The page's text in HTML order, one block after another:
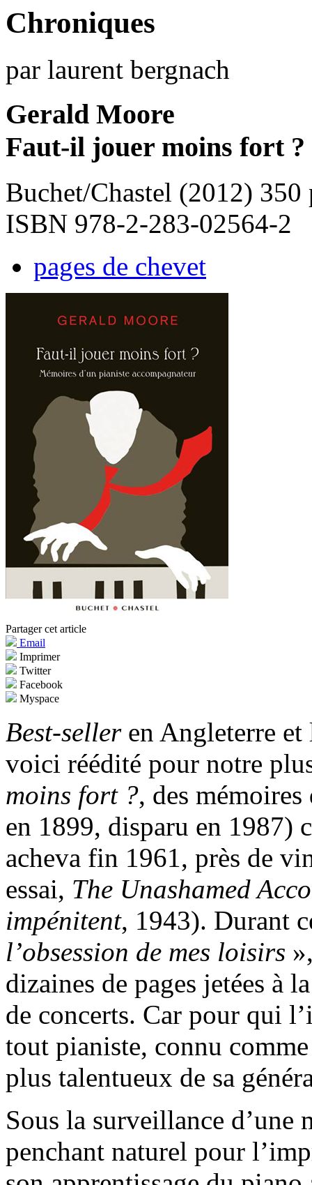
Chroniques
par laurent bergnach
Gerald Moore
Faut-il jouer moins fort ?
Buchet/Chastel (2012) 350
ISBN 978-2-283-02564-2
pages de chevet
Partager cet article
Email
Imprimer
Twitter
Facebook
Myspace
Best-selleren Angleterre et
voici réédité pour notre
moins fort ?, des
en 1899, disparu en 1987)
acheva fin 1961, près de
essai, The Unashamed
impénitent, 1943). Durant
l’obsession de mes loisirs
dizaines de pages jetées à
de concerts. Car pour qui
tout pianiste, connu
plus talentueux de sa
Sous la surveillance d’une
penchant naturel pour